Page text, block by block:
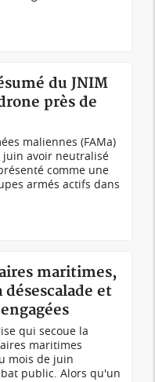
du JNIM
près de
maliennes (FAMa)
juin avoir neutralisé
comme une
armés actifs dans
maritimes,
et
qui secoue la
maritimes
mois de juin
public. Alors qu'un